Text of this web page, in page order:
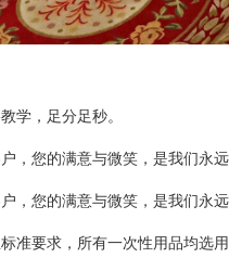
学，足分足秒。
，您的满意与微笑，是我们永远
，您的满意与微笑，是我们永远
准要求，所有一次性用品均选